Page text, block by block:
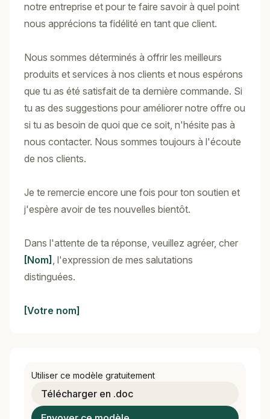
notre entreprise et pour te faire savoir à quel point
nous apprécions ta fidélité en tant que client.
Nous sommes déterminés à offrir les meilleurs
produits et services à nos clients et nous espérons
que tu as été satisfait de ta dernière commande. Si
tu as des suggestions pour améliorer notre offre ou
si tu as besoin de quoi que ce soit, n'hésite pas à
nous contacter. Nous sommes toujours à l'écoute
de nos clients.
Je te remercie encore une fois pour ton soutien et
j'espère avoir de tes nouvelles bientôt.
Dans l'attente de ta réponse, veuillez agréer, cher
[Nom] , l'expression de mes salutations
distinguées.
[Votre nom]
Utiliser ce modèle gratuitement
Télécharger en .doc